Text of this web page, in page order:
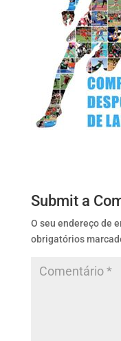
Submit a
O seu endereço de
obrigatórios